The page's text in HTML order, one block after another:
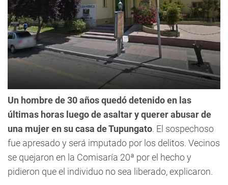
Un hombre de 30 años quedó detenido en las
últimas horas luego de asaltar y querer abusar de
una mujer en su casa de Tupungato. El sospechoso
fue apresado y será imputado por los delitos. Vecinos
se quejaron en la Comisaría 20ª por el hecho y
pidieron que el individuo no sea liberado, explicaron.